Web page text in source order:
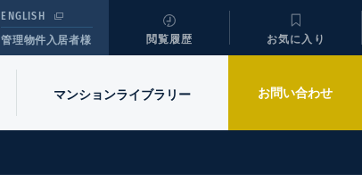
ENGLISH
管理物件入居者様
閲覧履歴 お気に入り
マンションライブラリー お問い合わせ